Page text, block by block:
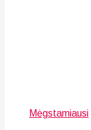
Mėgstamiausi